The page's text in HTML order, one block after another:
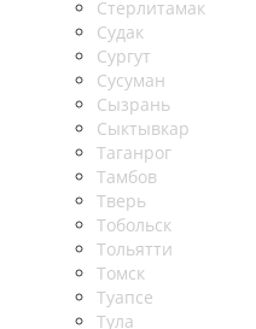
Стерлитамак
Судак
Сургут
Сусуман
Сызрань
Сыктывкар
Таганрог
Тамбов
Тверь
Тобольск
Тольятти
Томск
Туапсе
Тула